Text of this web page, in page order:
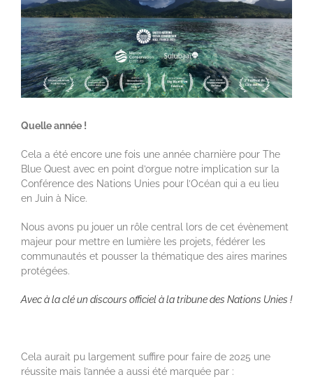
Quelle année !
Cela a été encore une fois une année charnière pour The
Blue Quest avec en point d’orgue notre implication sur la
Conférence des Nations Unies pour l’Océan qui a eu lieu
en Juin à Nice.
Nous avons pu jouer un rôle central lors de cet évènement
majeur pour mettre en lumière les projets, fédérer les
communautés et pousser la thématique des aires marines
protégées.
Avec à la clé un discours officiel à la tribune des Nations Unies !
Cela aurait pu largement suffire pour faire de 2025 une
réussite mais l’année a aussi été marquée par :